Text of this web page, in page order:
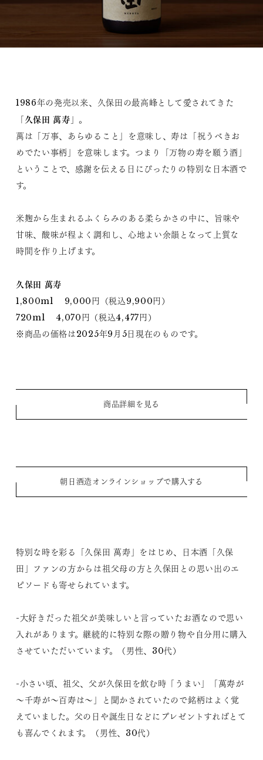
1986年の発売以来、久保田の最高峰として愛されてきた
「久保田 萬寿 」。
萬は「万事、あらゆること」を意味し、寿は「祝うべきお
めでたい事柄」を意味します。つまり「万物の寿を願う酒」
ということで、感謝を伝える日にぴったりの特別な日本酒で
す。
米麹から生まれるふくらみのある柔らかさの中に、旨味や
甘味、酸味が程よく調和し、心地よい余韻となって上質な
時間を作り上げます。
久保田 萬寿
1,800ml 9,000円（税込9,900円）
720ml 4,070円（税込4,477円）
※商品の価格は2025年9月5日現在のものです。
商品詳細を見る
朝日酒造オンラインショップで購入する
特別な時を彩る「久保田 萬寿」をはじめ、日本酒「久保
田」ファンの方からは祖父母の方と久保田との思い出のエ
ピソードも寄せられています。
-大好きだった祖父が美味しいと言っていたお酒なので思い
入れがあります。継続的に特別な際の贈り物や自分用に購入
させていただいています。（男性、30代）
-小さい頃、祖父、父が久保田を飲む時「うまい」「萬寿が
～千寿が～百寿は～」と聞かされていたので銘柄はよく覚
えていました。父の日や誕生日などにプレゼントすればとて
も喜んでくれます。（男性、30代）